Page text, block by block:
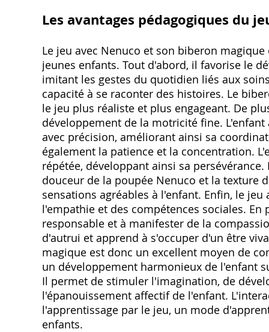
Les avantages pédagogiques du
Le jeu avec Nenuco et son biberon
jeunes enfants. Tout d'abord, il favorise le
imitant les gestes du quotidien liés aux
capacité à se raconter des histoires. Le
le jeu plus réaliste et plus engageant. De
développement de la motricité fine.
avec précision, améliorant ainsi sa
également la patience et la concentration.
répétée, développant ainsi sa
douceur de la poupée Nenuco et la texture
sensations agréables à l'enfant. Enfin, le
l'empathie et des compétences sociales.
responsable et à manifester de la
d'autrui et apprend à s'occuper d'un être
magique est donc un excellent moyen de
un développement harmonieux de l'enfant
Il permet de stimuler l'imagination, de
l'épanouissement affectif de l'enfant.
l'apprentissage par le jeu, un mode
enfants.